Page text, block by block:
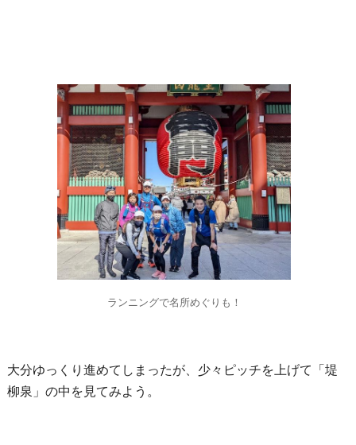
ランニングで名所めぐりも！
大分ゆっくり進めてしまったが、少々ピッチを上げて「堤
柳泉」の中を見てみよう。